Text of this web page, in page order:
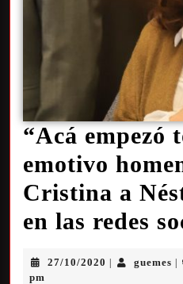
“Acá empezó
emotivo
Cristina a
en las redes
27/10/2020 guemes
pm